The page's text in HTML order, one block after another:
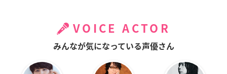
VOICE ACTOR
みんなが気になっている声優さん